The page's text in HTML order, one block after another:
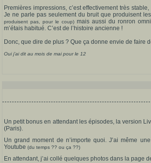
Premières impressions, c’est effectivement très
Je ne parle pas seulement du bruit que produisent
produisent pas, pour le coup) mais aussi du ronron
m’étais habitué. C’est de l’histoire ancienne !
Donc, que dire de plus ? Que ça donne envie de faire
Oui j’ai dit au mois de mai pour le 12
Un petit bonus en attendant les épisodes, la version
(Paris).
Un grand moment de n’importe quoi. J’ai même
Youtube (du temps ?? ou ça ??)
En attendant, j’ai collé quelques photos dans la page